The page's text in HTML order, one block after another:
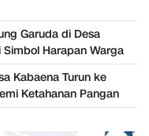
Garuda di Desa
Harapan Warga
Kabaena Turun ke
Ketahanan Pangan